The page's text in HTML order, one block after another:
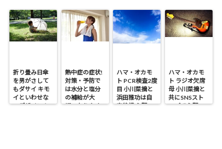
折り畳み日傘
を男がさして
もダサイ キモ
イといわせな
いデザイン！
熱中症の症状!
対策・予防で
は水分と塩分
の補給が大
切・なりやす
ハマ・オカモ
ト PCR検査2度
目 小川菜摘と
浜田雅功は自
宅待機 心配の
ハマ・オカモ
ト ラジオ欠席
母 小川菜摘と
共にSNSスト
ップで心配の